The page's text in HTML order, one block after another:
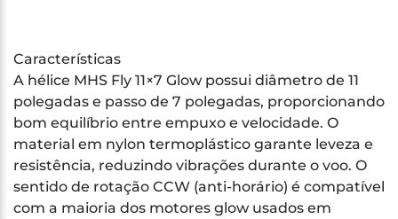
Características
A hélice MHS Fly 11×7 Glow possui diâmetro de 11
polegadas e passo de 7 polegadas, proporcionando
bom equilíbrio entre empuxo e velocidade. O
material em nylon termoplástico garante leveza e
resistência, reduzindo vibrações durante o voo. O
sentido de rotação CCW (anti-horário) é compatível
com a maioria dos motores glow usados em